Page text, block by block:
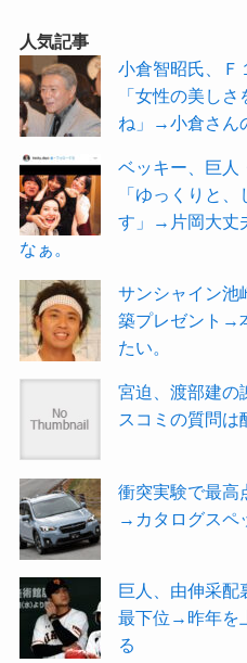
人気記事
小倉智昭氏、Ｆ
「女性の美し
ね」→小倉さん
ベッキー、巨人
「ゆっくりと
す」→片岡大丈
なぁ。
サンシャイン池
築プレゼント→
たい。
宮迫、渡部建
スコミの質問は
衝突実験で最高
→カタログスペ
巨人、由伸采
最下位→昨年を
る